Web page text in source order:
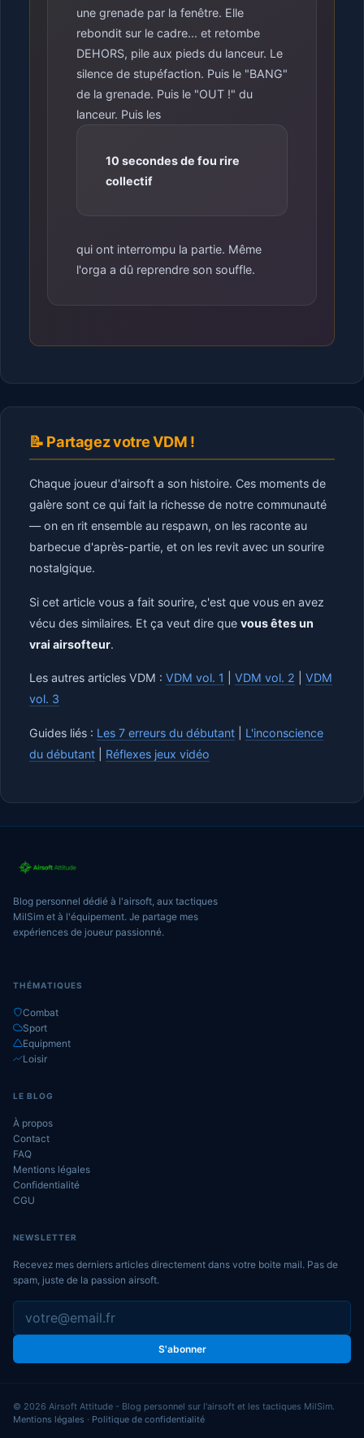
une grenade par la fenêtre. Elle
rebondit sur le cadre... et retombe
DEHORS, pile aux pieds du lanceur. Le
silence de stupéfaction. Puis le "BANG"
de la grenade. Puis le "OUT !" du
lanceur. Puis les
10 secondes de fou rire
collectif
qui ont interrompu la partie. Même
l'orga a dû reprendre son souffle.
📝 Partagez votre VDM !
Chaque joueur d'airsoft a son histoire. Ces moments de
galère sont ce qui fait la richesse de notre communauté
— on en rit ensemble au respawn, on les raconte au
barbecue d'après-partie, et on les revit avec un sourire
nostalgique.
Si cet article vous a fait sourire, c'est que vous en avez
vécu des similaires. Et ça veut dire que vous êtes un
vrai airsofteur.
Les autres articles VDM : VDM vol. 1 VDM vol. 2
VDM
vol. 3
Guides liés : Les 7 erreurs du débutant
L'inconscience
du débutant
Réflexes jeux vidéo
Blog personnel dédié à l'airsoft, aux tactiques
MilSim et à l'équipement. Je partage mes
expériences de joueur passionné.
THÉMATIQUES
Combat
Sport
Equipment
Loisir
LE BLOG
À propos
Contact
FAQ
Mentions légales
Confidentialité
CGU
NEWSLETTER
Recevez mes derniers articles directement dans votre boite mail. Pas de
spam, juste de la passion airsoft.
S'abonner
© 2026 Airsoft Attitude - Blog personnel sur l'airsoft et les tactiques MilSim.
Mentions légales · Politique de confidentialité